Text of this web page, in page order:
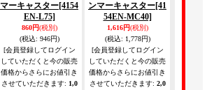
マーキャスター[4154
EN-L75]
860円(税別)
(税込: 946円)
[会員登録してログイン
していただくと今の販売
価格からさらにお値引き
させていただきます: 1,0
ンマーキャスター[41
54EN-MC40]
1,616円(税別)
(税込: 1,778円)
[会員登録してログイン
していただくと今の販売
価格からさらにお値引き
させていただきます: 2,0